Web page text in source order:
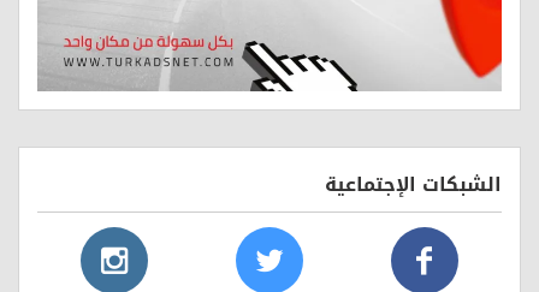
الشبكات الإجتماعية